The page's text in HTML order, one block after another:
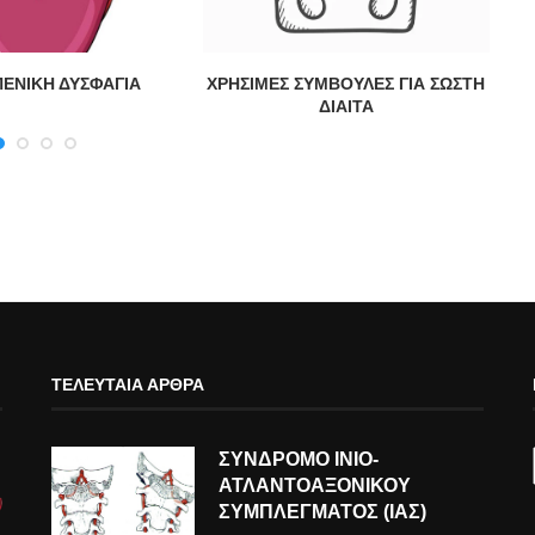
ΔΥΣΦΑΓΙΑ
ΧΡΗΣΙΜΕΣ ΣΥΜΒΟΥΛΕΣ ΓΙΑ ΣΩΣΤΗ
ΔΙΑΙΤΑ
ΤΕΛΕΥΤΑΊΑ ΆΡΘΡΑ
ΣΥΝΔΡΟΜΟ ΙΝΙΟ-
ΑΤΛΑΝΤΟΑΞΟΝΙΚΟΥ
ΣΥΜΠΛΕΓΜΑΤΟΣ (ΙΑΣ)